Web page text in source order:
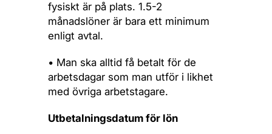
fysiskt är på plats. 1.5-2
månadslöner är bara ett minimum
enligt avtal.
• Man ska alltid få betalt för de
arbetsdagar som man utför i likhet
med övriga arbetstagare.
Utbetalningsdatum för lön